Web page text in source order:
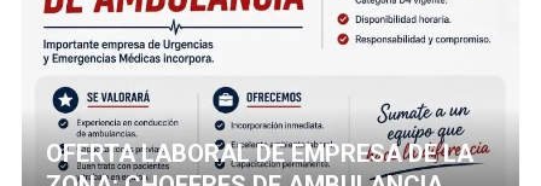
OFERTA LABORAL DE EMPRESA DE LA